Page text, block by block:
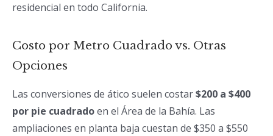
residencial en todo California.
Costo por Metro Cuadrado vs. Otras
Opciones
Las conversiones de ático suelen costar$200 a $400
por pie cuadradoen el Área de la Bahía. Las
ampliaciones en planta baja cuestan de $350 a $550